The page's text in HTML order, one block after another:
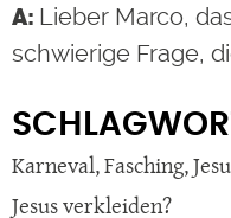
Lieber Marco,
schwierige Frage,
Karneval,Fasching,
Jesus verkleiden?